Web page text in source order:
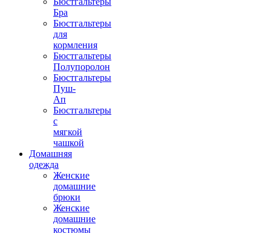
Бра
Бюстгальтеры
для
кормления
Бюстгальтеры
Полупоролон
Бюстгальтеры
Пуш-
Ап
Бюстгальтеры
с
мягкой
чашкой
Домашняя
одежда
Женские
домашние
брюки
Женские
домашние
костюмы